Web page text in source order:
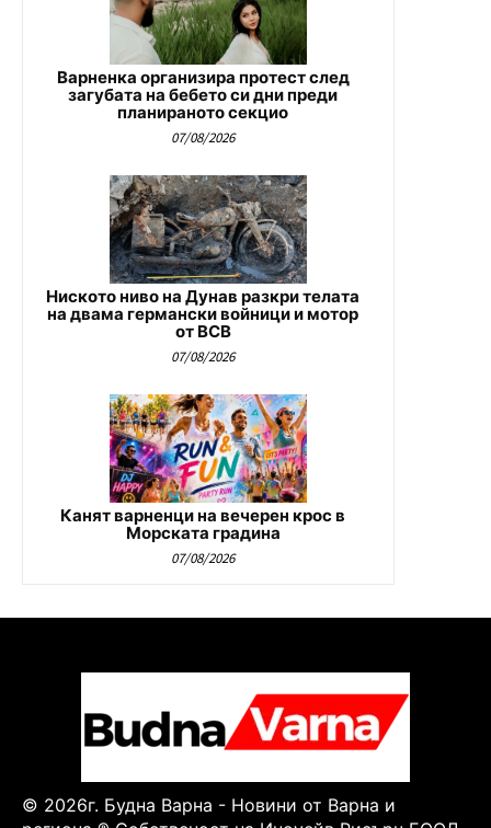
Варненка организира протест след
загубата на бебето си дни преди
планираното секцио
07/08/2026
Ниското ниво на Дунав разкри телата
на двама германски войници и мотор
от ВСВ
07/08/2026
Канят варненци на вечерен крос в
Морската градина
07/08/2026
© 2026г. Будна Варна - Новини от Варна и